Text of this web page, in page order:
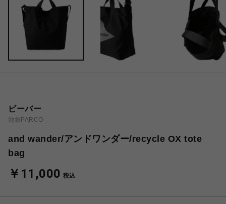
ビーバー
池袋PARCO
and wander/アンドワンダー/recycle OX tote
bag
￥11,000 税込